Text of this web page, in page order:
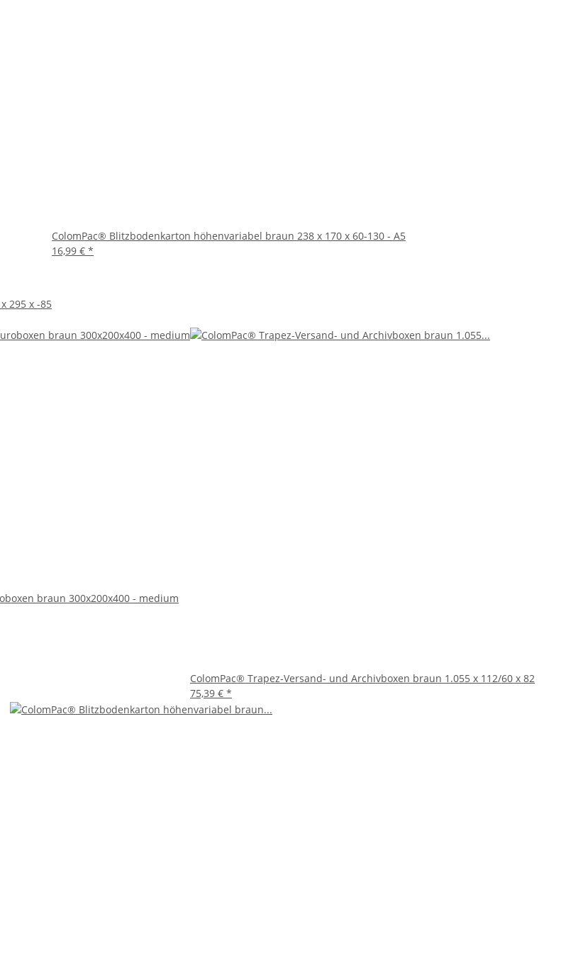
295 x -85
ColomPac® Blitzbodenkarton höhenvariabel braun 238 x 170 x 60-130 - A5
16,99 € *
braun 300x200x400 - medium
ColomPac® Trapez-Versand- und Archivboxen braun 1.055 x 112/60 x 82
75,39 € *